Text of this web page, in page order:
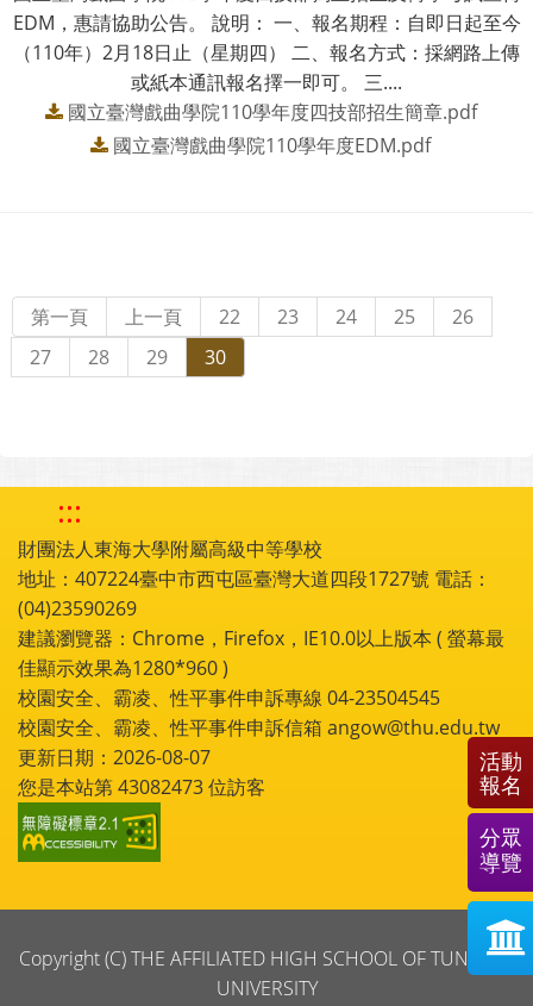
EDM，惠請協助公告。 說明： 一、報名期程：自即日起至今
（110年）2月18日止（星期四） 二、報名方式：採網路上傳
或紙本通訊報名擇一即可。 三....
國立臺灣戲曲學院110學年度四技部招生簡章.pdf
國立臺灣戲曲學院110學年度EDM.pdf
第一頁 上一頁 22 23 24 25
26
27
28 29 30
:::
財團法人東海大學附屬高級中等學校
地址：407224臺中市西屯區臺灣大道四段1727號 電話：
(04)23590269
建議瀏覽器：Chrome，Firefox，IE10.0以上版本 ( 螢幕最
佳顯示效果為1280*960 )
校園安全、霸凌、性平事件申訴專線 04-23504545
校園安全、霸凌、性平事件申訴信箱 angow@thu.edu.tw
更新日期：2026-08-07
您是本站第43082473位訪客
Copyright (C) THE AFFILIATED HIGH SCHOOL OF TUNGHAI
UNIVERSITY
活動
報名
分眾
導覽